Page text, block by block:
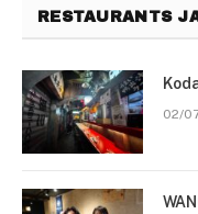
RESTAURANTS
02/